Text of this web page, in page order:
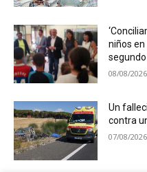
niños en
08/08/2026
Un
contra
07/08/2026